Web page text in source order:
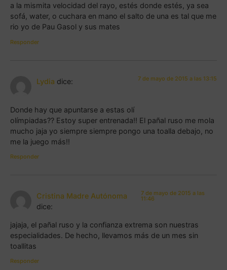
a la mismita velocidad del rayo, estés donde estés, ya sea
sofá, water, o cuchara en mano el salto de una es tal que me
rio yo de Pau Gasol y sus mates
Responder
Lydia dice: 7 de mayo de 2015 a las 13:15
Donde hay que apuntarse a estas olí
olímpiadas?? Estoy super entrenada!! El pañal ruso me mola
mucho jaja yo siempre siempre pongo una toalla debajo, no
me la juego más!!
Responder
Cristina Madre Autónoma
dice:
7 de mayo de 2015 a las
11:46
jajaja, el pañal ruso y la confianza extrema son nuestras
especialidades. De hecho, llevamos más de un mes sin
toallitas
Responder